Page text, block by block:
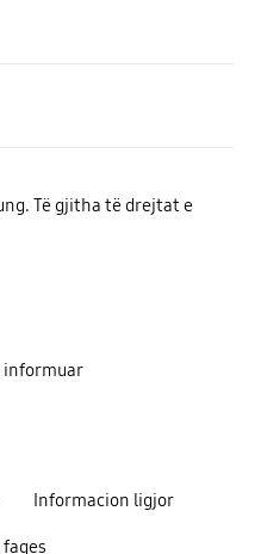
Të gjitha të drejtat e
Informacion ligjor
informuar